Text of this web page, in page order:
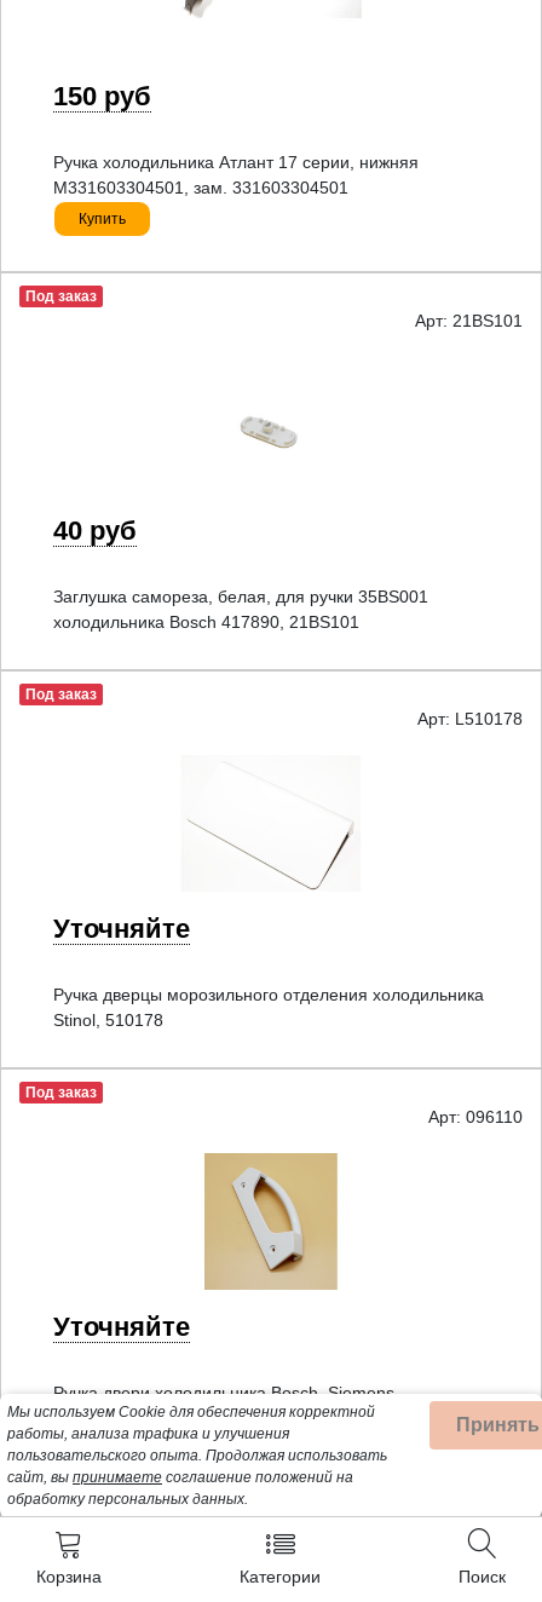
Корзина Категории Поиск
150 руб
Ручка холодильника Атлант 17 серии, нижняя
M331603304501, зам. 331603304501
Купить
Под заказ
Арт: 21BS101
40 руб
Заглушка самореза, белая, для ручки 35BS001
холодильника Bosch 417890, 21BS101
Под заказ
Арт: L510178
Уточняйте
Ручка дверцы морозильного отделения холодильника
Stinol, 510178
Под заказ
Арт: 096110
Уточняйте
Ручка двери холодильника Bosch, Siemens
Под заказ
Мы используем Cookie для обеспечения корректной
работы, анализа трафика и улучшения
пользовательского опыта. Продолжая использовать
сайт, вы принимаете соглашение положений на
обработку персональных данных.
Принять